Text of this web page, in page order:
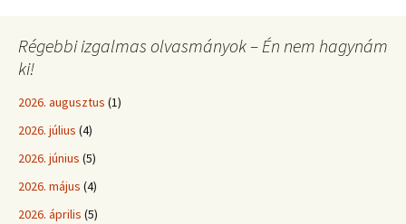
Régebbi izgalmas olvasmányok – Én nem hagynám
ki!
2026. augusztus (1)
2026. július (4)
2026. június (5)
2026. május (4)
2026. április (5)